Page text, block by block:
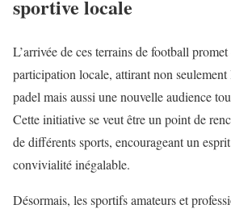
sportive locale
L’arrivée de ces terrains de football
participation locale, attirant non
padel mais aussi une nouvelle audience
Cette initiative se veut être un point de
de différents sports, encourageant un
convivialité inégalable.
Désormais, les sportifs amateurs et